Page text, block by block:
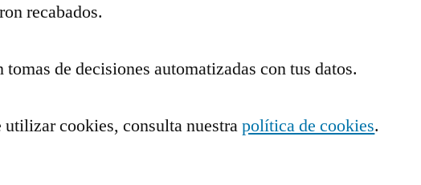
recabados.
tomas de decisiones automatizadas con tus datos.
utilizar cookies, consulta nuestrapolítica de cookies.